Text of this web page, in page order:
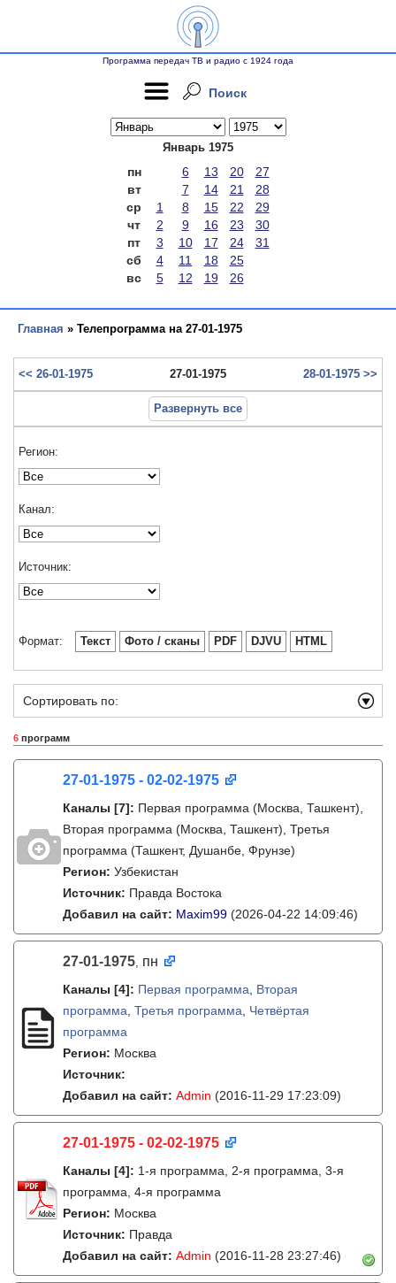
Программа передач ТВ и радио с 1924 года
Поиск
Январь 1975
пн 6 13 20
27
вт
7 14 21
28
ср
1 8 15 22
29
чт
2 9 16 23
30
пт
3 10 17 24
31
сб
4 11 18
25
вс
5 12 19 26
Главная » Телепрограмма на 27-01-1975
<< 26-01-1975 27-01-1975 28-01-1975 >>
Развернуть все
Регион:
Канал:
Источник:
Формат: Текст Фото / сканы PDF DJVU HTML
Сортировать по:
6 программ
27-01-1975 - 02-02-1975
Каналы [7]: Первая программа (Москва, Ташкент),
Вторая программа (Москва, Ташкент), Третья
программа (Ташкент, Душанбе, Фрунзе)
Регион: Узбекистан
Источник: Правда Востока
Добавил на сайт: Maxim99 (2026-04-22 14:09:46)
27-01-1975, пн
Каналы [4]: Первая программа
Вторая
программа Третья программа
Четвёртая
программа
Регион: Москва
Источник:
Добавил на сайт: Admin (2016-11-29 17:23:09)
27-01-1975 - 02-02-1975
Каналы [4]: 1-я программа, 2-я программа, 3-я
программа, 4-я программа
Регион: Москва
Источник: Правда
Добавил на сайт: Admin (2016-11-28 23:27:46)